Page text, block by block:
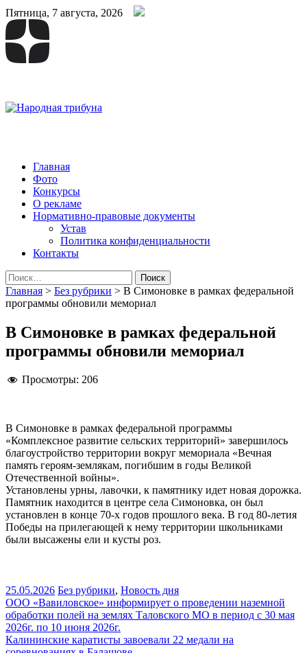
Пятница, 7 августа, 2026
Народная трибуна
Калининская районная газета
Главная
Фото
Конкурсы
О рекламе
Нормативно-правовые документы
Устав
Политика конфиденциальности
Контакты
Найти:
Главная > Без рубрики > В Симоновке в рамках федеральной
программы обновили мемориал
В Симоновке в рамках федеральной
программы обновили мемориал
Просмотры: 206
В Симоновке в рамках федеральной программы
«Комплексное развитие сельских территорий» завершилось
благоустройство территории вокруг мемориала «Вечная
память героям‑землякам, погибшим в годы Великой
Отечественной войны».
Установлены урны, лавочки, к памятнику идет новая дорожка.
Памятник находится в центре села Симоновка, он был
установлен в конце 70-х годов прошлого века. В год 80-летия
Победы на прилегающей к нему территории школьниками
были высажены ели и кусты роз.
25.05.2026 Без рубрики, Новость дня
Навигация
по
записям
ООО «Вавиловское» информирует о проведении наземной
обработки полей на землях Таловского МО в период с 30 мая
2026г. по 10 июня 2026г.
Калининские каратисты завоевали 22 медали на